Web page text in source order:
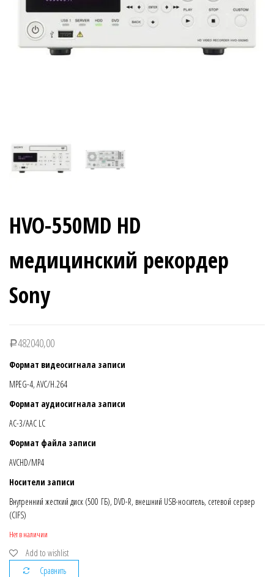
HVO-550MD HD
медицинский рекордер
Sony
Р482040,00
Формат видеосигнала записи
MPEG-4, AVC/H.264
Формат аудиосигнала записи
AC-3/AAC LC
Формат файла записи
AVCHD/MP4
Носители записи
Внутренний жесткий диск (500 ГБ), DVD-R, внешний USB-носитель, сетевой сервер
(CIFS)
Нет в наличии
Add to wishlist
Сравнить